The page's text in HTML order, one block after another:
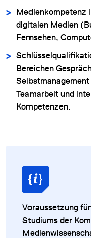
Medienkompetenz
digitalen Medien
Fernsehen,
Bereichen
Teamarbeit und
Kompetenzen.
Voraussetzung
Studiums der